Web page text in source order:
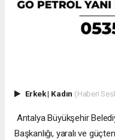
Erkek| Kadın (Haberi
Antalya Büyükşehir
Başkanlığı, yaralı ve